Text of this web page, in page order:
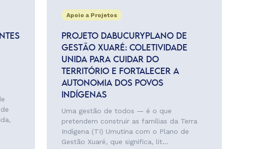
Apoio a Projetos
PROJETO DABUCURYPLANO DE
GESTÃO XUARÉ: COLETIVIDADE
UNIDA PARA CUIDAR DO
TERRITÓRIO E FORTALECER A
AUTONOMIA DOS POVOS
INDÍGENAS
Uma gestão de todos — é o que
pretendem construir as famílias da Terra
Indígena (TI) Umutina com o Plano de
Gestão Xuaré, que significa, lit...